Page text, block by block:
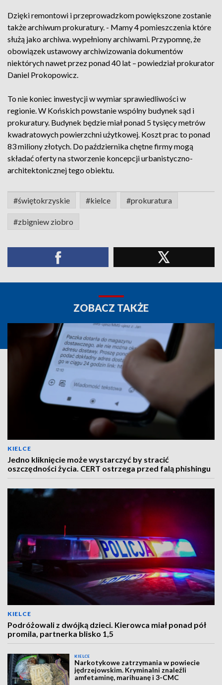
Dzięki remontowi i przeprowadzkom powiększone zostanie
także archiwum prokuratury. - Mamy 4 pomieszczenia które
służą jako archiwa. wypełniony archiwami. Przypomnę, że
obowiązek ustawowy archiwizowania dokumentów
niektórych nawet przez ponad 40 lat – powiedział prokurator
Daniel Prokopowicz.
To nie koniec inwestycji w wymiar sprawiedliwości w
regionie. W Końskich powstanie wspólny budynek sąd i
prokuratury. Budynek będzie miał ponad 5 tysięcy metrów
kwadratowych powierzchni użytkowej. Koszt prac to ponad
83 miliony złotych. Do października chętne firmy mogą
składać oferty na stworzenie koncepcji urbanistyczno-
architektonicznej tego obiektu.
#świętokrzyskie #kielce #prokuratura
#zbigniew ziobro
ZOBACZ TAKŻE
KIELCE
Jedno kliknięcie może wystarczyć by stracić
oszczędności życia. CERT ostrzega przed falą phishingu
KIELCE
Podróżowali z dwójką dzieci. Kierowca miał ponad pół
promila, partnerka blisko 1,5
KIELCE
Narkotykowe zatrzymania w powiecie
jędrzejowskim. Kryminalni znaleźli
amfetaminę, marihuanę i 3-CMC